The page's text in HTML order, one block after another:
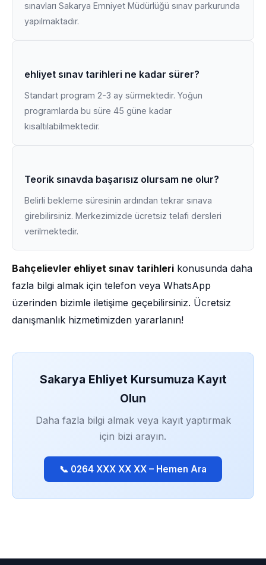
sınavları Sakarya Emniyet Müdürlüğü sınav parkurunda
yapılmaktadır.
ehliyet sınav tarihleri ne kadar sürer?
Standart program 2-3 ay sürmektedir. Yoğun
programlarda bu süre 45 güne kadar
kısaltılabilmektedir.
Teorik sınavda başarısız olursam ne olur?
Belirli bekleme süresinin ardından tekrar sınava
girebilirsiniz. Merkezimizde ücretsiz telafi dersleri
verilmektedir.
Bahçelievler ehliyet sınav tarihleri konusunda daha
fazla bilgi almak için telefon veya WhatsApp
üzerinden bizimle iletişime geçebilirsiniz. Ücretsiz
danışmanlık hizmetimizden yararlanın!
Sakarya Ehliyet Kursumuza Kayıt
Olun
Daha fazla bilgi almak veya kayıt yaptırmak
için bizi arayın.
📞 0264 XXX XX XX – Hemen Ara